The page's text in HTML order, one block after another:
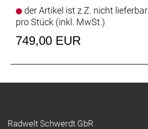
der Artikel ist z.Z. nicht lieferbar
pro Stück (inkl. MwSt.)
749,00 EUR
Radwelt Schwerdt GbR